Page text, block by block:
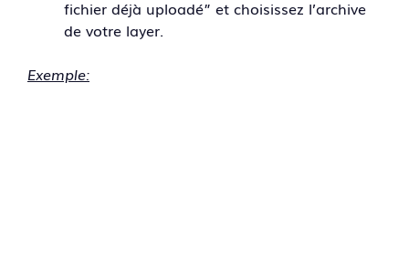
fichier déjà uploadé” et choisissez l’archive
de votre layer.
Exemple: